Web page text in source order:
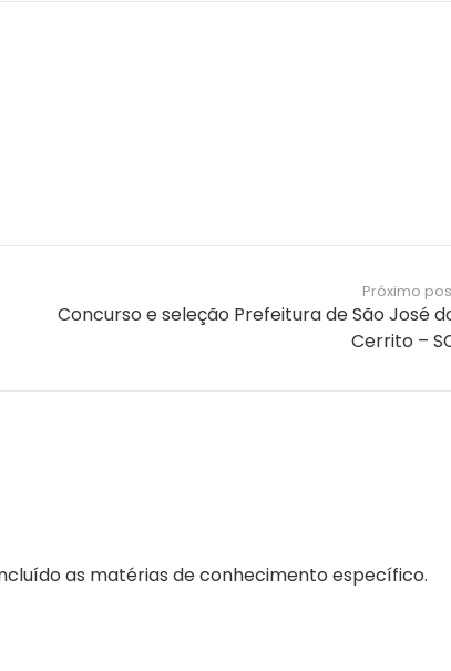
Próximo
Concurso e seleção Prefeitura de São José
Cerrito –
as matérias de conhecimento específico.